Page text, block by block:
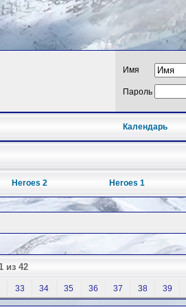
Имя
Пароль
Календарь
Heroes 2 Heroes 1
из 42
33 34 35 36 37 38 39